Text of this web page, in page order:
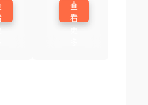
查
看